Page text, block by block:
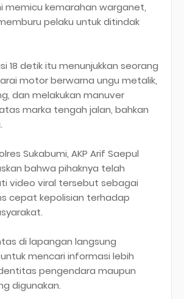
memicu kemarahan warganet,
pelaku untuk ditindak
18 detik itu menunjukkan seorang
motor berwarna ungu metalik,
dan melakukan manuver
marka tengah jalan, bahkan
Sukabumi, AKP Arif Saepul
bahwa pihaknya telah
video viral tersebut sebagai
cepat kepolisian terhadap
di lapangan langsung
mencari informasi lebih
pengendara maupun
digunakan.